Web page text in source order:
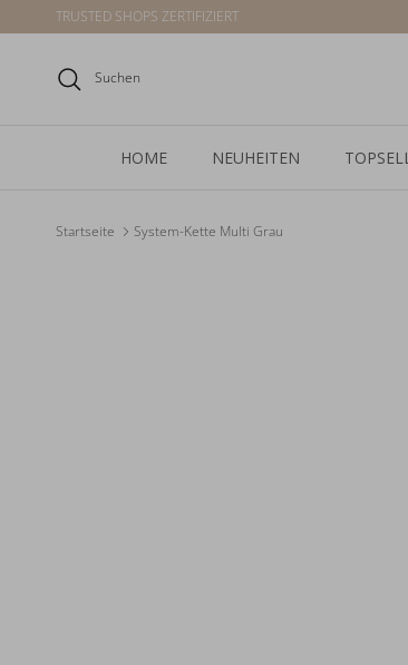
Direkt zum Inhalt
TRUSTED SHOPS ZERTIFIZIERT
Suchen
HOME NEUHEITEN
Startseite System-Kette Multi Grau